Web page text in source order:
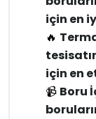
için en
🔥
için en
📹 Boru